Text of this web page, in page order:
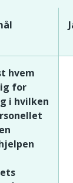
hvem
for
i hvilken